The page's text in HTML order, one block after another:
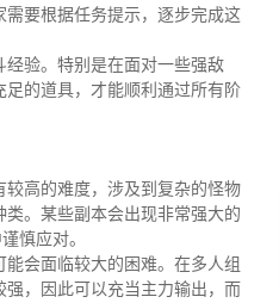
要根据任务提示，逐步完成这
验。特别是在面对一些强敌
的道具，才能顺利通过所有阶
高的难度，涉及到复杂的怪物
。某些副本会出现非常强大的
慎应对。
会面临较大的困难。在多人组
，因此可以充当主力输出，而